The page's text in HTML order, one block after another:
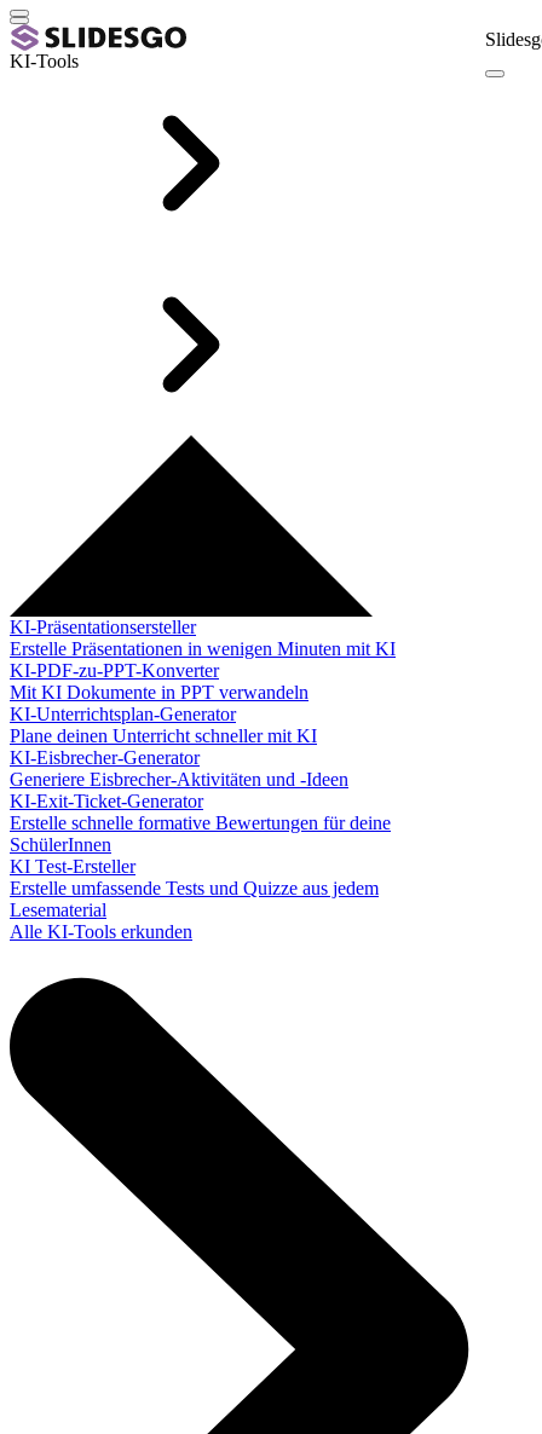
KI-Tools
KI-Präsentationsersteller
Erstelle Präsentationen in wenigen Minuten mit KI
KI-PDF-zu-PPT-Konverter
Mit KI Dokumente in PPT verwandeln
KI-Unterrichtsplan-Generator
Plane deinen Unterricht schneller mit KI
KI-Eisbrecher-Generator
Generiere Eisbrecher-Aktivitäten und -Ideen
KI-Exit-Ticket-Generator
Erstelle schnelle formative Bewertungen für deine
SchülerInnen
KI Test-Ersteller
Erstelle umfassende Tests und Quizze aus jedem
Lesematerial
Alle KI-Tools erkunden